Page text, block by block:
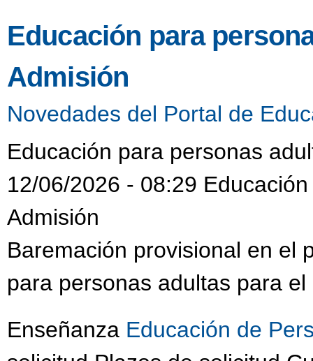
Educación para
Admisión
Novedades del Portal de
Educación para personas
12/06/2026 - 08:29
Admisión
Baremación provisional en el
para personas adultas para
Enseñanza Educación de